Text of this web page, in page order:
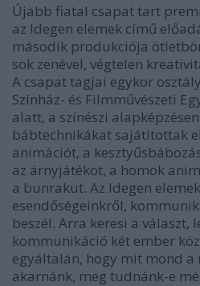
Újabb fiatal csapat tart
az Idegen elemek című
második produkciója
sok zenével, végtelen
A csapat tagjai egykor
Színház- és Filmművészeti
alatt, a színészi
bábtechnikákat sajátítottak
animációt, a
az árnyjátékot, a homok
a bunrakut. Az Idegen
esendőségeinkről,
beszél. Arra keresi a választ,
kommunikáció két ember
egyáltalán, hogy mit mond a
akarnánk, meg tudnánk-e